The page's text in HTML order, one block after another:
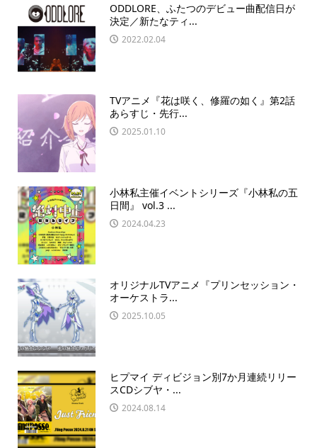
ODDLORE、ふたつのデビュー曲配信日が
決定／新たなティ...
2022.02.04
TVアニメ『花は咲く、修羅の如く』第2話
あらすじ・先行...
2025.01.10
小林私主催イベントシリーズ『小林私の五
日間』 vol.3 ...
2024.04.23
オリジナルTVアニメ『プリンセッション・
オーケストラ...
2025.10.05
ヒプマイ ディビジョン別7か月連続リリー
スCDシブヤ・...
2024.08.14